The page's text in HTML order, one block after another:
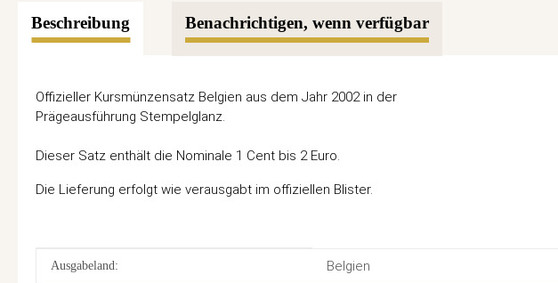
Beschreibung Benachrichtigen, wenn verfügbar
Offizieller Kursmünzensatz Belgien aus dem Jahr 2002 in der
Prägeausführung Stempelglanz.
Dieser Satz enthält die Nominale 1 Cent bis 2 Euro.
Die Lieferung erfolgt wie verausgabt im offiziellen Blister.
Produkteigenschaft
Wert
Ausgabeland: Belgien